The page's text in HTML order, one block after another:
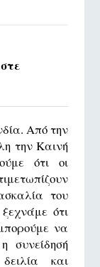
Από την
την Καινή
ότι οι
του
ότι
να
συνείδησή
και